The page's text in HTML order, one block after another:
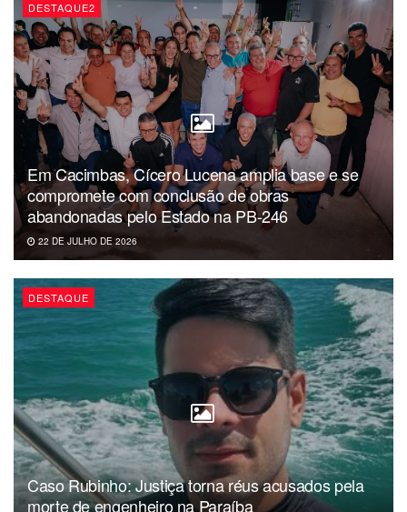
DESTAQUE2
Em Cacimbas, Cícero Lucena amplia base e se
compromete com conclusão de obras
abandonadas pelo Estado na PB-246
22 DE JULHO DE 2026
DESTAQUE
Caso Rubinho: Justiça torna réus acusados pela
morte de engenheiro na Paraíba